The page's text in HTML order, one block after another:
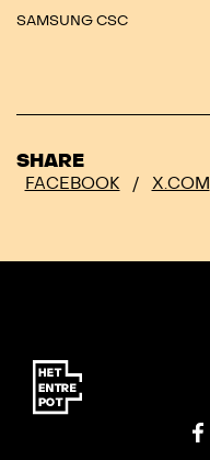
SAMSUNG CSC
SHARE
FACEBOOK / X.COM